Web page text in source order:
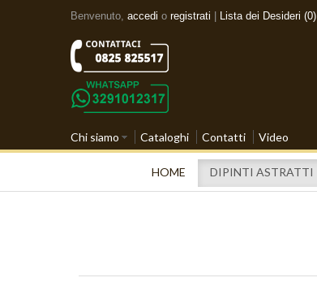
Benvenuto, accedi o registrati Lista dei Desideri (0)
Chi siamo Cataloghi Contatti Video
HOME DIPINTI ASTRATTI